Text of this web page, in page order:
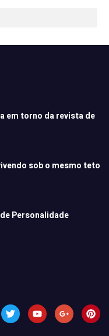
em torno da revista de
sob o mesmo teto
Personalidade